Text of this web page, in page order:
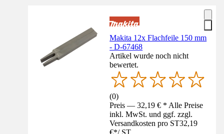
Makita 12x Flachfeile 150 mm
- D-67468
Artikel wurde noch nicht
bewertet.
(0)
Preis — 32,19 € * Alle Preise
inkl. MwSt. und ggf. zzgl.
Versandkosten pro ST32,19
€*/ ST